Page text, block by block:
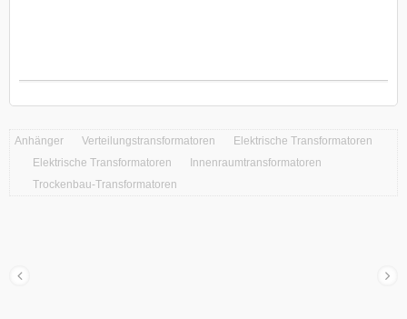
Anhänger Verteilungstransformatoren
Elektrische Transformatoren
Elektrische Transformatoren
Innenraumtransformatoren
Trockenbau-Transformatoren